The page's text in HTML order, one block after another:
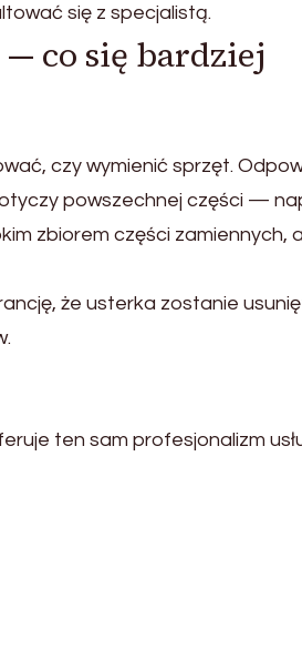
się z specjalistą.
— co się bardziej
czy wymienić sprzęt.
powszechnej części —
zbiorem części zamiennych,
że usterka zostanie
ten sam profesjonalizm